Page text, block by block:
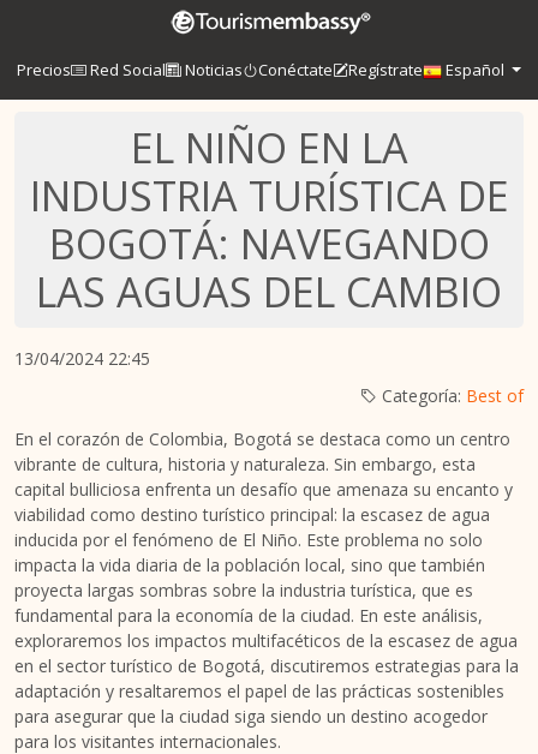
Precios Red Social Noticias Conéctate Regístrate Español
EL NIÑO EN LA
INDUSTRIA TURÍSTICA DE
BOGOTÁ: NAVEGANDO
LAS AGUAS DEL CAMBIO
13/04/2024 22:45
Categoría: Best of
En el corazón de Colombia, Bogotá se destaca como un centro
vibrante de cultura, historia y naturaleza. Sin embargo, esta
capital bulliciosa enfrenta un desafío que amenaza su encanto y
viabilidad como destino turístico principal: la escasez de agua
inducida por el fenómeno de El Niño. Este problema no solo
impacta la vida diaria de la población local, sino que también
proyecta largas sombras sobre la industria turística, que es
fundamental para la economía de la ciudad. En este análisis,
exploraremos los impactos multifacéticos de la escasez de agua
en el sector turístico de Bogotá, discutiremos estrategias para la
adaptación y resaltaremos el papel de las prácticas sostenibles
para asegurar que la ciudad siga siendo un destino acogedor
para los visitantes internacionales.